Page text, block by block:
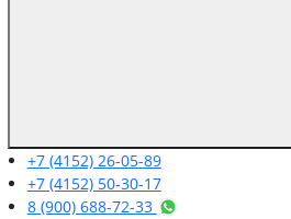
+7 (4152) 26-05-89
+7 (4152) 50-30-17
8 (900) 688-72-33